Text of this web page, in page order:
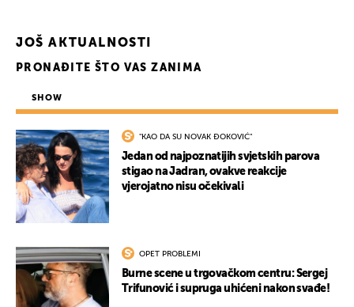
JOŠ AKTUALNOSTI
PRONAĐITE ŠTO VAS ZANIMA
SHOW
"KAO DA SU NOVAK ĐOKOVIĆ"
Jedan od najpoznatijih svjetskih parova
stigao na Jadran, ovakve reakcije
vjerojatno nisu očekivali
OPET PROBLEMI
Burne scene u trgovačkom centru: Sergej
Trifunović i supruga uhićeni nakon svađe!